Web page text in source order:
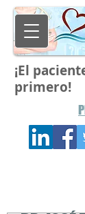
¡El
primero!